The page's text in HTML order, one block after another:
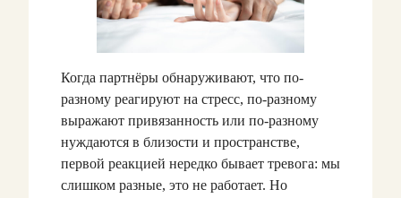
Когда партнёры обнаруживают, что по-
разному реагируют на стресс, по-разному
выражают привязанность или по-разному
нуждаются в близости и пространстве,
первой реакцией нередко бывает тревога: мы
слишком разные, это не работает. Но